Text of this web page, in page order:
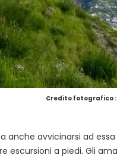
Credito fotografico
anche avvicinarsi ad
escursioni a piedi. Gli